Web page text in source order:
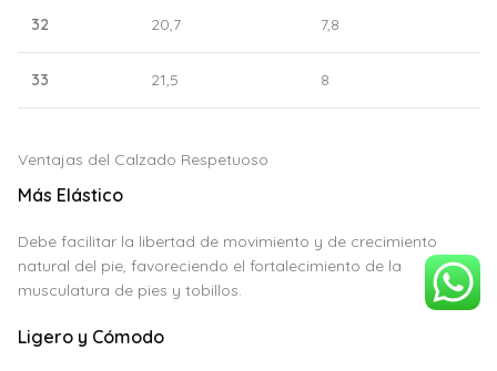
32 20,7 7,8
33 21,5 8
Ventajas del Calzado Respetuoso
Más Elástico
Debe facilitar la libertad de movimiento y de crecimiento
natural del pie, favoreciendo el fortalecimiento de la
musculatura de pies y tobillos.
Ligero y Cómodo